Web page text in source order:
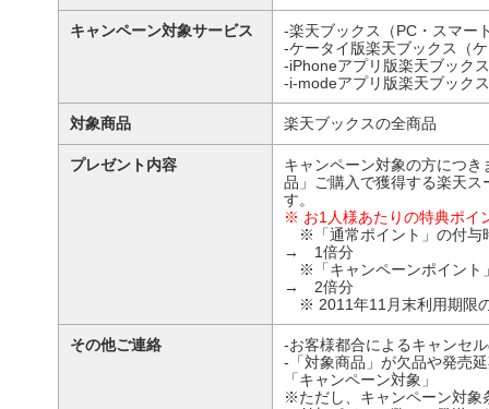
キャンペーン対象サービス
‐楽天ブックス（PC・スマ
‐ケータイ版楽天ブックス（
‐iPhoneアプリ版楽天ブックス
‐i-modeアプリ版楽天ブックス
対象商品 楽天ブックスの全商品
プレゼント内容
キャンペーン対象の方につ
品」ご購入で獲得する楽天
す。
※ お1人様あたりの特典ポイ
※「通常ポイント」の
→ 1倍分
※「キャンペーンポイン
→ 2倍分
※ 2011年11月末利用期限
その他ご連絡
‐お客様都合によるキャンセ
‐「対象商品」が欠品や発売
「キャンペーン対象」
※ただし、キャンペーン対象